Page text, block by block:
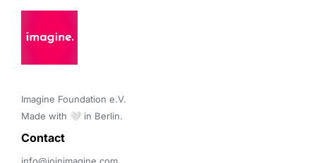
Imagine Foundation e.V.
Made with 🤍 in Berlin.
Contact